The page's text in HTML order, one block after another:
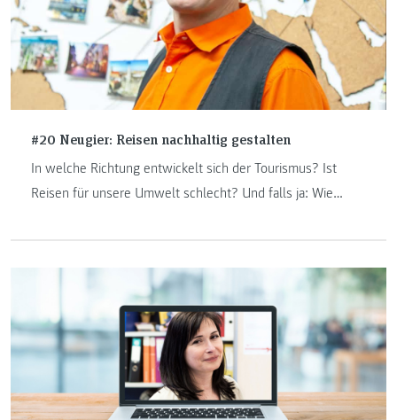
#20 Neugier: Reisen nachhaltig gestalten
In welche Richtung entwickelt sich der Tourismus? Ist
Reisen für unsere Umwelt schlecht? Und falls ja: Wie
nachhaltigen Tourismus beschäftigt er sich seit Jahren
intensiv mit dem Thema Ethik und Nachhaltigkeit im
Tourismus.